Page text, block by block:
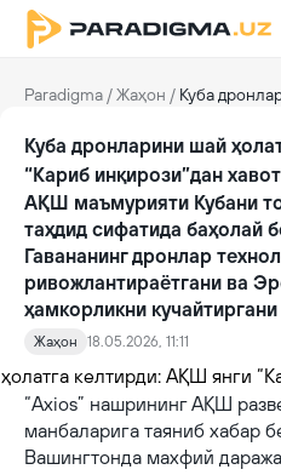
Paradigma /Жаҳон / Куба дронларини шай
Куба дронларини шай
“Кариб инқирози”дан
АҚШ маъмурияти Кубани
таҳдид сифатида баҳолай
Гавананинг дронлар
ривожлантираётгани ва
ҳамкорликни
Жаҳон 18.05.2026, 11:11
“Axios” нашрининг АҚШ
манбаларига таяниб хабар
Вашингтонда махфий